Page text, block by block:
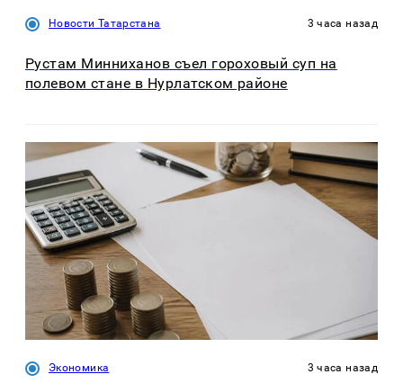
Новости Татарстана 3 часа назад
Рустам Минниханов съел гороховый суп на
полевом стане в Нурлатском районе
Экономика 3 часа назад